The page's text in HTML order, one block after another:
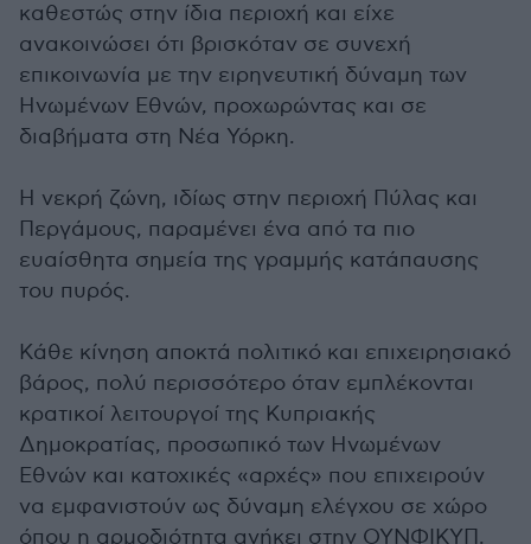
καθεστώς στην ίδια περιοχή και είχε
ανακοινώσει ότι βρισκόταν σε συνεχή
επικοινωνία με την ειρηνευτική δύναμη των
Ηνωμένων Εθνών, προχωρώντας και σε
διαβήματα στη Νέα Υόρκη.
Η νεκρή ζώνη, ιδίως στην περιοχή Πύλας και
Περγάμους, παραμένει ένα από τα πιο
ευαίσθητα σημεία της γραμμής κατάπαυσης
του πυρός.
Κάθε κίνηση αποκτά πολιτικό και επιχειρησιακό
βάρος, πολύ περισσότερο όταν εμπλέκονται
κρατικοί λειτουργοί της Κυπριακής
Δημοκρατίας, προσωπικό των Ηνωμένων
Εθνών και κατοχικές «αρχές» που επιχειρούν
να εμφανιστούν ως δύναμη ελέγχου σε χώρο
όπου η αρμοδιότητα ανήκει στην ΟΥΝΦΙΚΥΠ.